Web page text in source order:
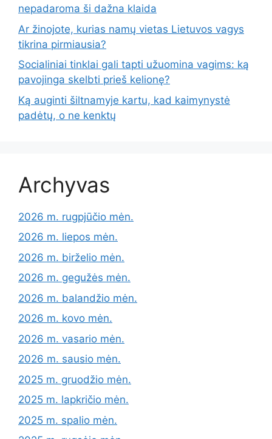
nepadaroma ši dažna klaida
Ar žinojote, kurias namų vietas Lietuvos vagys
tikrina pirmiausia?
Socialiniai tinklai gali tapti užuomina vagims: ką
pavojinga skelbti prieš kelionę?
Ką auginti šiltnamyje kartu, kad kaimynystė
padėtų, o ne kenktų
Archyvas
2026 m. rugpjūčio mėn.
2026 m. liepos mėn.
2026 m. birželio mėn.
2026 m. gegužės mėn.
2026 m. balandžio mėn.
2026 m. kovo mėn.
2026 m. vasario mėn.
2026 m. sausio mėn.
2025 m. gruodžio mėn.
2025 m. lapkričio mėn.
2025 m. spalio mėn.